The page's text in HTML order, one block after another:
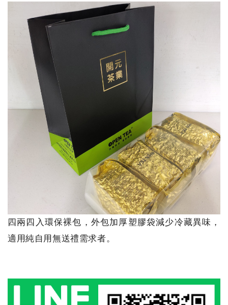
四兩四入環保裸包，外包加厚塑膠袋減少冷藏異味，
適用純自用無送禮需求者。